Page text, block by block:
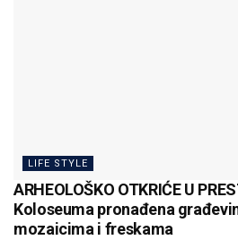
LIFE STYLE
ARHEOLOŠKO OTKRIĆE U
Koloseuma pronađena
mozaicima i freskama